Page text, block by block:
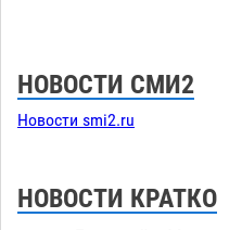
НОВОСТИ СМИ2
Новости smi2.ru
НОВОСТИ КРАТКО